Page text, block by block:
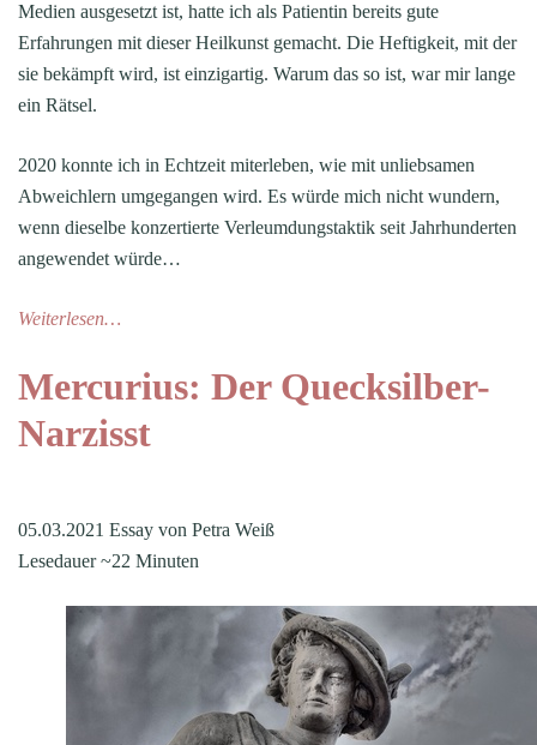
Medien ausgesetzt ist, hatte ich als Patientin bereits gute
Erfahrungen mit dieser Heilkunst gemacht. Die Heftigkeit, mit der
sie bekämpft wird, ist einzigartig. Warum das so ist, war mir lange
ein Rätsel.
2020 konnte ich in Echtzeit miterleben, wie mit unliebsamen
Abweichlern umgegangen wird. Es würde mich nicht wundern,
wenn dieselbe konzertierte Verleumdungstaktik seit Jahrhunderten
angewendet würde…
Weiterlesen…
Mercurius: Der Quecksilber-
Narzisst
05.03.2021 Essay von Petra Weiß
Lesedauer ~22 Minuten